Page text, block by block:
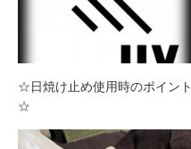
☆日焼け止め使用時のポイント
☆